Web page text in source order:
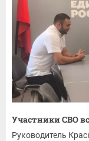
Участники СВО
Руководитель